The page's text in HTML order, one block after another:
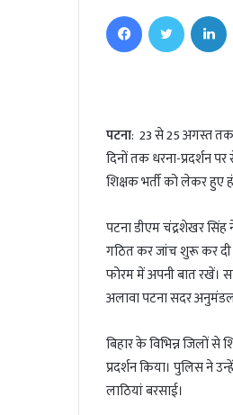
d
m
a
i
पटना: 23 से 25 अगस्त तक
दिनों तक धरना-प्रदर्शन
शिक्षक भर्ती को लेकर हुए
पटना डीएम चंद्रशेखर
गठित कर जांच शुरू कर दी
फोरम में अपनी बात रखें।
अलावा पटना सदर
बिहार के विभिन्न जिलों से
प्रदर्शन किया। पुलिस ने
लाठियां बरसाई।